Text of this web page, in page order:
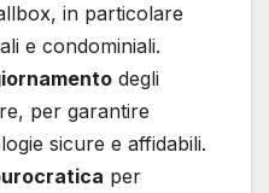
in particolare
e condominiali.
degli
per garantire
sicure e affidabili.
per